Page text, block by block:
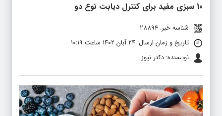
10 سبزی مفید برای کنترل دیابت نوع دو
شناسه خبر: 28894
تاریخ و زمان ارسال: ۲۴ آبان ۱۴۰۲ ساعت ۱۰:۱۹
نویسنده: دکتر نیوز